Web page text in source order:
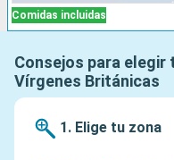
Comidas incluidas
Consejos para
Vírgenes Británicas
1. Elige tu zona